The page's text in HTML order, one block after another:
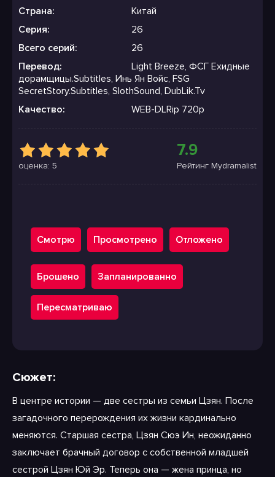
Страна:
Китай
Серия:
26
Всего серий:
26
Перевод:
Light Breeze, ФСГ Ехидные
дорамщицы.Subtitles, Инь Ян Войс, FSG
SecretStory.Subtitles, SlothSound, DubLik.Tv
Качество:
WEB-DLRip 720p
оценка: 5
7.9
Рейтинг Mydramalist
Смотрю Просмотрено Отложено
Брошено Запланированно
Пересматриваю
Сюжет:
В центре истории — две сестры из семьи Цзян. После
загадочного перерождения их жизни кардинально
меняются. Старшая сестра, Цзян Сюэ Ин, неожиданно
заключает брачный договор с собственной младшей
сестрой Цзян Юй Эр. Теперь она — жена принца, но